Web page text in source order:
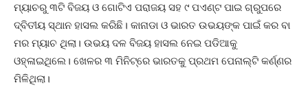
ମ୍ୟାଚରୁ ୩ଟି ବିଜୟ ଓ ଗୋଟିଏ ପରାଜୟ ସହ ୯ ପଏଣ୍ଟ ପାଇ ଗ୍ରୁପରେ
ଦ୍ବିତୀୟ ସ୍ଥାନ ହାସଲ କରିଛି। କାନାଡା ଓ ଭାରତ ଉଭୟଙ୍କ ପାଇଁ କର ବା
ମର ମ୍ୟାଚ ଥିଲା। ଉଭୟ ଦଳ ବିଜୟ ହାସଲ ନେଇ ପଡିଆକୁ
ଓହ୍ଳାଇଥିଲେ। ଖେଳର ୩ ମିନିଟ୍‌ରେ ଭାରତକୁ ପ୍ରଥମ ପେନାଲ୍ଟି କର୍ଣ୍ଣର
ମିଳିଥିଲା।